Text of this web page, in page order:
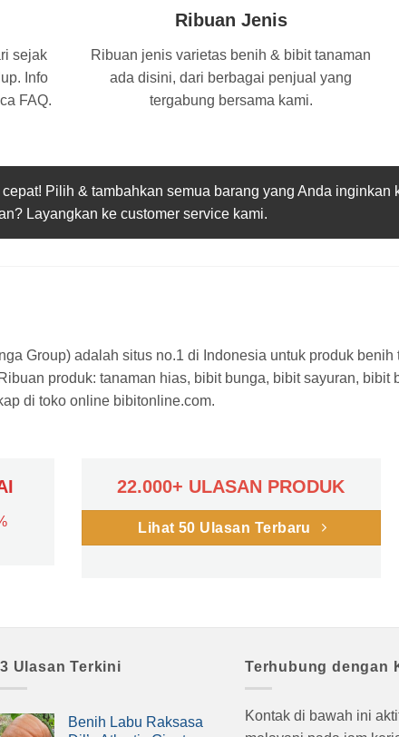
sejak
Info
FAQ.
Ribuan Jenis
Ribuan jenis varietas benih & bibit tanaman
ada disini, dari berbagai penjual yang
tergabung bersama kami.
Pilih & tambahkan semua barang yang Anda inginkan
Layangkan ke customer service kami.
Group) adalah situs no.1 di Indonesia untuk produk
produk: tanaman hias, bibit bunga, bibit sayuran, bibit
di toko online bibitonline.com.
22.000+ ULASAN PRODUK
Lihat 50 Ulasan Terbaru
3 Ulasan Terkini
Benih Labu Raksasa
Terhubung dengan
Kontak di bawah ini